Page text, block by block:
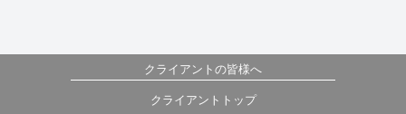
クライアントの皆様へ
クライアントトップ